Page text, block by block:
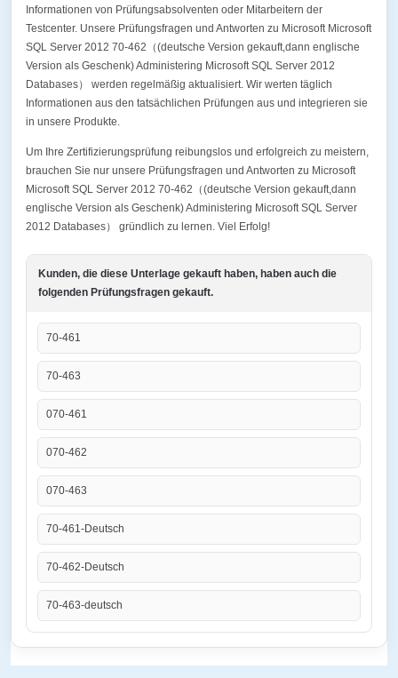
Informationen von Prüfungsabsolventen oder Mitarbeitern der
Testcenter. Unsere Prüfungsfragen und Antworten zu Microsoft Microsoft
SQL Server 2012 70-462（(deutsche Version gekauft,dann englische
Version als Geschenk) Administering Microsoft SQL Server 2012
Databases） werden regelmäßig aktualisiert. Wir werten täglich
Informationen aus den tatsächlichen Prüfungen aus und integrieren sie
in unsere Produkte.
Um Ihre Zertifizierungsprüfung reibungslos und erfolgreich zu meistern,
brauchen Sie nur unsere Prüfungsfragen und Antworten zu Microsoft
Microsoft SQL Server 2012 70-462（(deutsche Version gekauft,dann
englische Version als Geschenk) Administering Microsoft SQL Server
2012 Databases） gründlich zu lernen. Viel Erfolg!
Kunden, die diese Unterlage gekauft haben, haben auch die
folgenden Prüfungsfragen gekauft.
70-461
70-463
070-461
070-462
070-463
70-461-Deutsch
70-462-Deutsch
70-463-deutsch